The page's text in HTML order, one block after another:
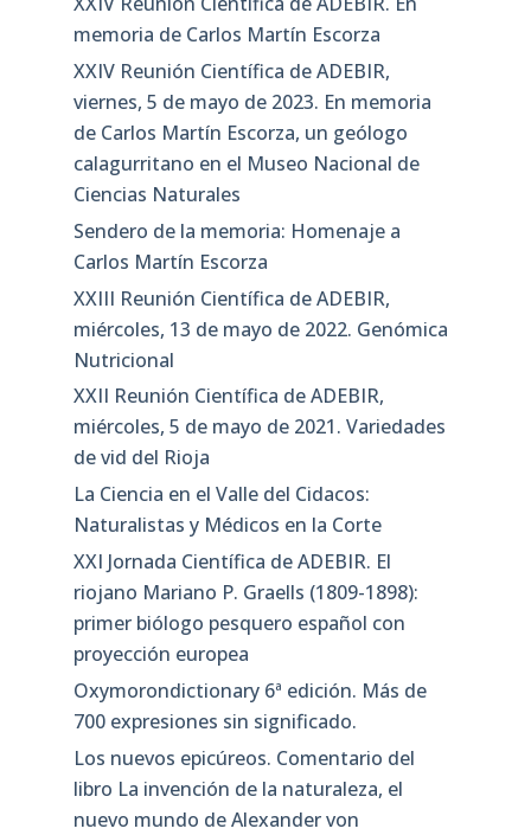
memoria de Carlos Martín Escorza
XXIV Reunión Científica de ADEBIR,
viernes, 5 de mayo de 2023. En memoria
de Carlos Martín Escorza, un geólogo
calagurritano en el Museo Nacional de
Ciencias Naturales
Sendero de la memoria: Homenaje a
Carlos Martín Escorza
XXIII Reunión Científica de ADEBIR,
miércoles, 13 de mayo de 2022. Genómica
Nutricional
XXII Reunión Científica de ADEBIR,
miércoles, 5 de mayo de 2021. Variedades
de vid del Rioja
La Ciencia en el Valle del Cidacos:
Naturalistas y Médicos en la Corte
XXI Jornada Científica de ADEBIR. El
riojano Mariano P. Graells (1809-1898):
primer biólogo pesquero español con
proyección europea
Oxymorondictionary 6ª edición. Más de
700 expresiones sin significado.
Los nuevos epicúreos. Comentario del
libro La invención de la naturaleza, el
nuevo mundo de Alexander von